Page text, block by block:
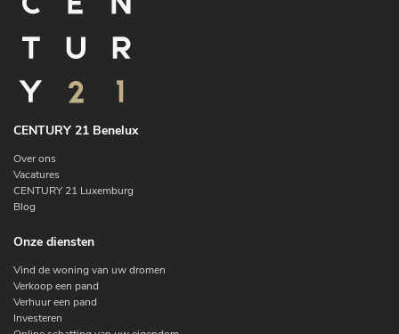
CENTURY 21 Benelux
Over ons
Vacatures
CENTURY 21 Luxemburg
Blog
Onze diensten
Vind de woning van uw dromen
Verkoop een pand
Verhuur een pand
Investeren